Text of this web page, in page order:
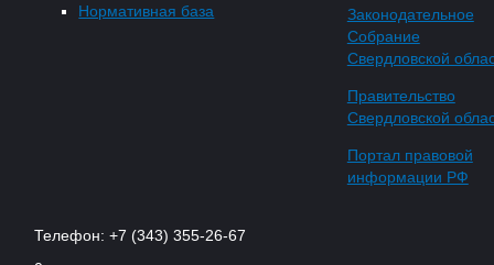
Нормативная база
Законодательное
Собрание
Свердловской
Правительство
Свердловской
Портал правовой
информации РФ
Телефон: +7 (343) 355-26-67